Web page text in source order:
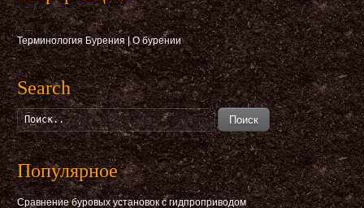
Терминология Бурения|О бурении
Search
Поиск
Популярное
Сравнение буровых установок с гидпроприводом